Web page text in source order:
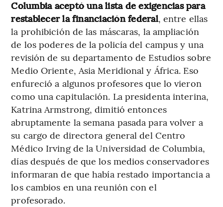
Columbia aceptó una lista de exigencias para
restablecer la financiación federal, entre ellas
la prohibición de las máscaras, la ampliación
de los poderes de la policía del campus y una
revisión de su departamento de Estudios sobre
Medio Oriente, Asia Meridional y África. Eso
enfureció a algunos profesores que lo vieron
como una capitulación. La presidenta interina,
Katrina Armstrong, dimitió entonces
abruptamente la semana pasada para volver a
su cargo de directora general del Centro
Médico Irving de la Universidad de Columbia,
días después de que los medios conservadores
informaran de que había restado importancia a
los cambios en una reunión con el
profesorado.